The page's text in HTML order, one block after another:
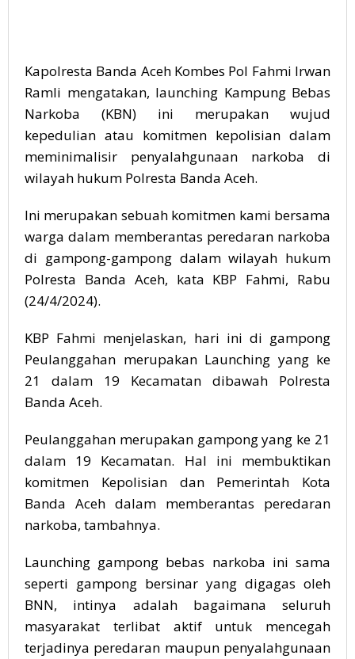
Kapolresta Banda Aceh Kombes Pol Fahmi Irwan
Ramli mengatakan, launching Kampung Bebas
Narkoba (KBN) ini merupakan wujud
kepedulian atau komitmen kepolisian dalam
meminimalisir penyalahgunaan narkoba di
wilayah hukum Polresta Banda Aceh.
Ini merupakan sebuah komitmen kami bersama
warga dalam memberantas peredaran narkoba
di gampong-gampong dalam wilayah hukum
Polresta Banda Aceh, kata KBP Fahmi, Rabu
(24/4/2024).
KBP Fahmi menjelaskan, hari ini di gampong
Peulanggahan merupakan Launching yang ke
21 dalam 19 Kecamatan dibawah Polresta
Banda Aceh.
Peulanggahan merupakan gampong yang ke 21
dalam 19 Kecamatan. Hal ini membuktikan
komitmen Kepolisian dan Pemerintah Kota
Banda Aceh dalam memberantas peredaran
narkoba, tambahnya.
Launching gampong bebas narkoba ini sama
seperti gampong bersinar yang digagas oleh
BNN, intinya adalah bagaimana seluruh
masyarakat terlibat aktif untuk mencegah
terjadinya peredaran maupun penyalahgunaan